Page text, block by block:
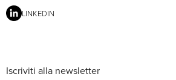
LINKEDIN
Iscriviti alla newsletter